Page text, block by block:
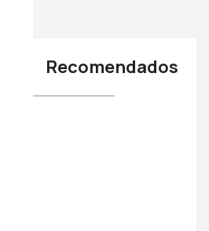
Recomendados